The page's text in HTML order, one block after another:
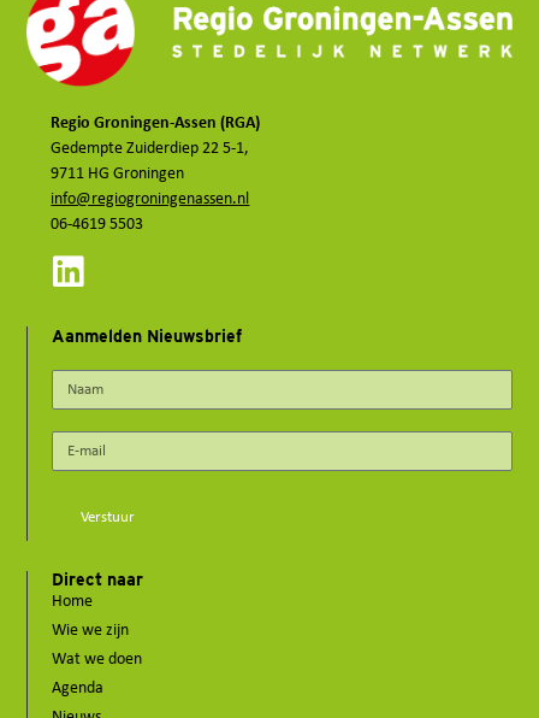
Regio Groningen-Assen (RGA)
Gedempte Zuiderdiep 22 5-1,
9711 HG Groningen
info@regiogroningenassen.nl
06-4619 5503
Aanmelden Nieuwsbrief
Verstuur
Direct naar
Home
Wie we zijn
Wat we doen
Agenda